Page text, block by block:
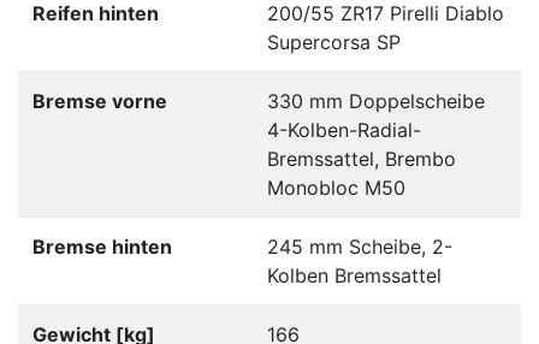
Reifen hinten
200/55 ZR17 Pirelli Diablo
Supercorsa SP
Bremse vorne
330 mm Doppelscheibe
4-Kolben-Radial-
Bremssattel, Brembo
Monobloc M50
Bremse hinten
245 mm Scheibe, 2-
Kolben Bremssattel
Gewicht [kg] 166